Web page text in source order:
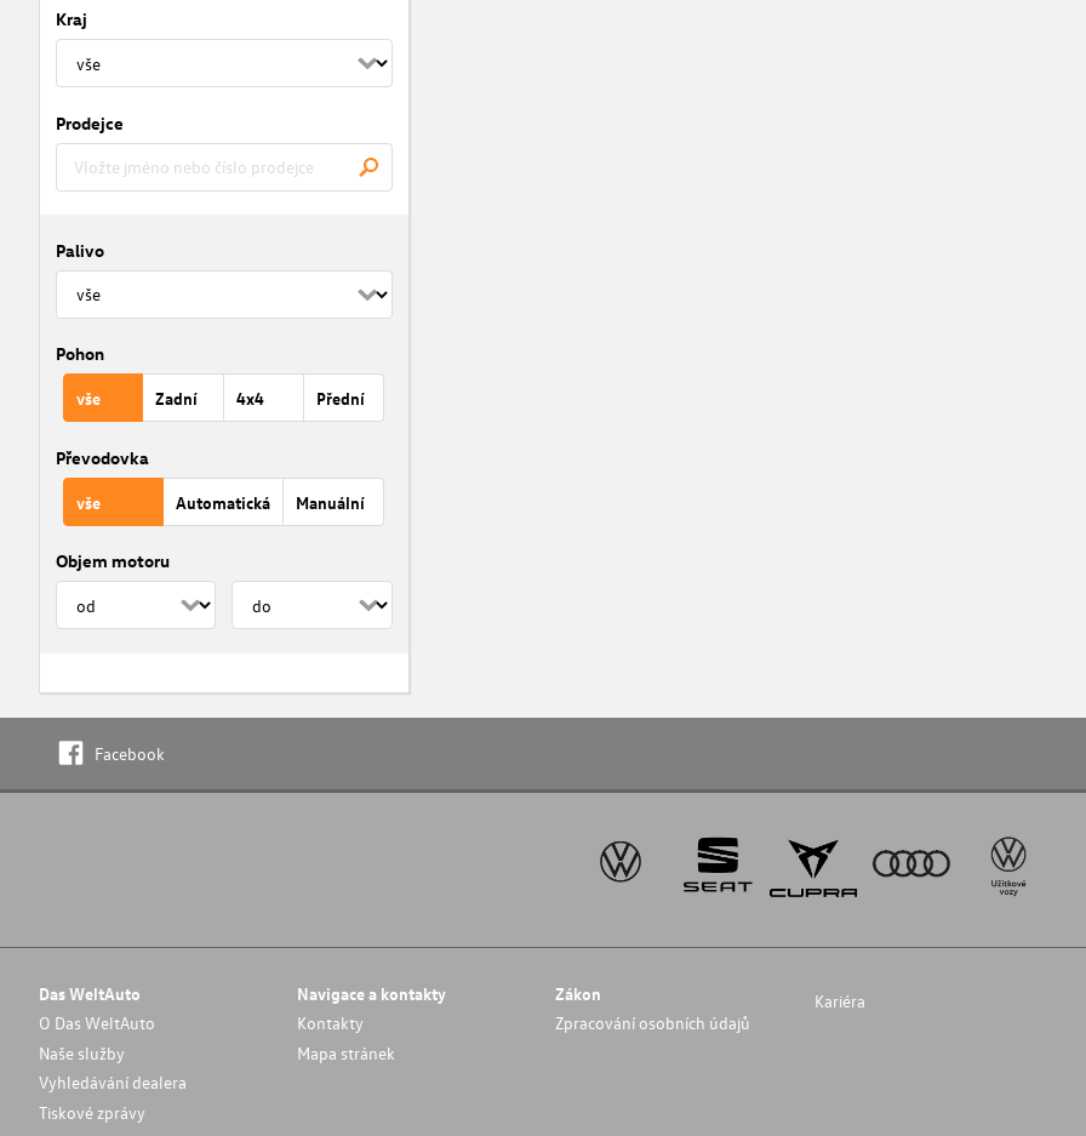
Kraj
Prodejce
Palivo
Pohon
vše Zadní 4x4 Přední
Převodovka
vše Automatická Manuální
Objem motoru
Facebook
Das WeltAuto
O Das WeltAuto
Naše služby
Vyhledávání dealera
Tiskové zprávy
Navigace a kontakty
Kontakty
Mapa stránek
Zákon
Zpracování osobních údajů
Kariéra